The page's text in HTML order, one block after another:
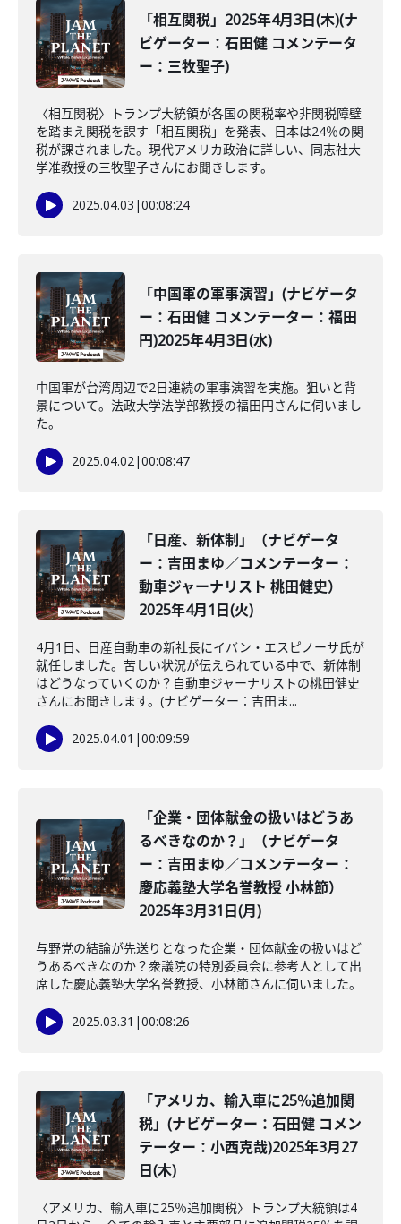
「相互関税」2025年4月3日(木)(ナ
ビゲーター：石田健 コメンテータ
ー：三牧聖子)
〈相互関税〉トランプ大統領が各国の関税率や非関税障壁
を踏まえ関税を課す「相互関税」を発表、日本は24％の関
税が課されました。現代アメリカ政治に詳しい、同志社大
学准教授の三牧聖子さんにお聞きします。
2025.04.03 |00:08:24
「中国軍の軍事演習」(ナビゲータ
ー：石田健 コメンテーター：福田
円)2025年4月3日(水)
中国軍が台湾周辺で2日連続の軍事演習を実施。狙いと背
景について。法政大学法学部教授の福田円さんに伺いまし
た。
2025.04.02|00:08:47
「日産、新体制」（ナビゲータ
ー：吉田まゆ／コメンテーター：
動車ジャーナリスト 桃田健史）
2025年4月1日(火)
4月1日、日産自動車の新社長にイバン・エスピノーサ氏が
就任しました。苦しい状況が伝えられている中で、新体制
はどうなっていくのか？自動車ジャーナリストの桃田健史
さんにお聞きします。(ナビゲーター：吉田ま...
2025.04.01 |00:09:59
「企業・団体献金の扱いはどうあ
るべきなのか？」（ナビゲータ
ー：吉田まゆ／コメンテーター：
慶応義塾大学名誉教授 小林節）
2025年3月31日(月)
与野党の結論が先送りとなった企業・団体献金の扱いはど
うあるべきなのか？衆議院の特別委員会に参考人として出
席した慶応義塾大学名誉教授、小林節さんに伺いました。
2025.03.31 |00:08:26
「アメリカ、輸入車に25％追加関
税」(ナビゲーター：石田健 コメン
テーター：小西克哉)2025年3月27
日(木)
〈アメリカ、輸入車に25％追加関税〉トランプ大統領は4